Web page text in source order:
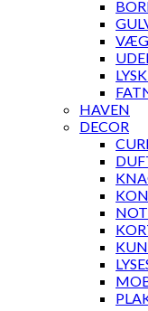
HAVEN
DECOR